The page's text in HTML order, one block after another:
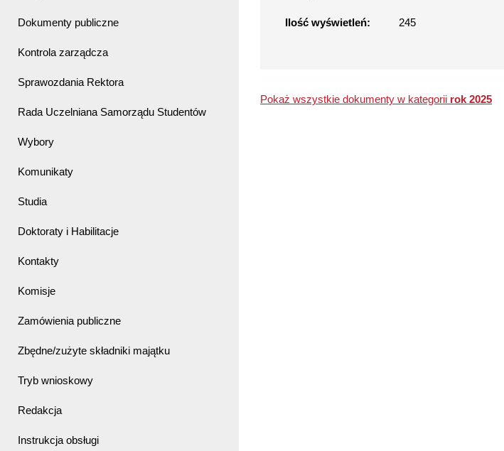
Dokumenty publiczne
Kontrola zarządcza
Sprawozdania Rektora
Rada Uczelniana Samorządu Studentów
Wybory
Komunikaty
Studia
Doktoraty i Habilitacje
Kontakty
Komisje
Zamówienia publiczne
Zbędne/zużyte składniki majątku
Tryb wnioskowy
Redakcja
Instrukcja obsługi
Ilość wyświetleń: 245
Pokaż wszystkie dokumenty w kategorii rok 2025